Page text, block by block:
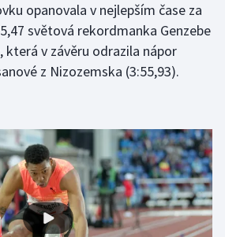
opanovala v nejlepším čase za
světová rekordmanka Genzebe
která v závěru odrazila nápor
z Nizozemska (3:55,93).